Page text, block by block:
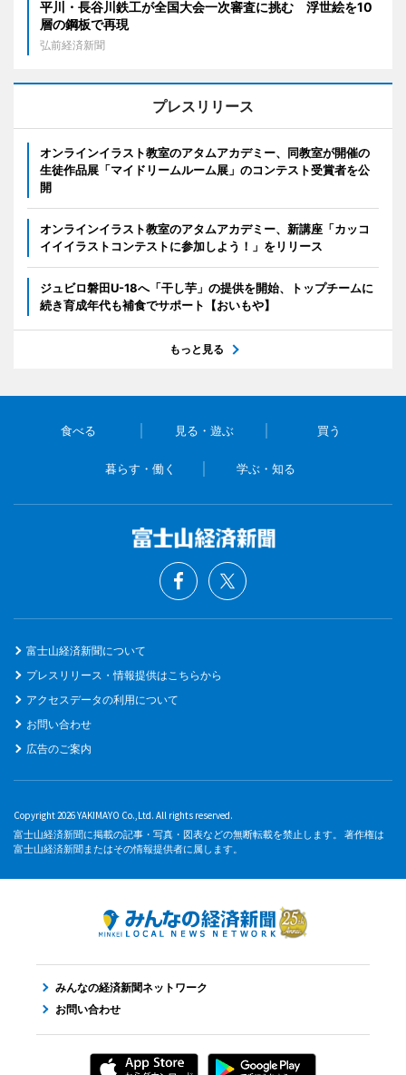
平川・長谷川鉄工が全国大会一次審査に挑む 浮世絵を10
層の鋼板で再現
弘前経済新聞
プレスリリース
オンラインイラスト教室のアタムアカデミー、同教室が開催の
生徒作品展「マイドリームルーム展」のコンテスト受賞者を公
開
オンラインイラスト教室のアタムアカデミー、新講座「カッコ
イイイラストコンテストに参加しよう！」をリリース
ジュビロ磐田U-18へ「干し芋」の提供を開始、トップチームに
続き育成年代も補食でサポート【おいもや】
もっと見る
食べる 見る・遊ぶ 買う
暮らす・働く 学ぶ・知る
富士山経済新聞について
プレスリリース・情報提供はこちらから
アクセスデータの利用について
お問い合わせ
広告のご案内
Copyright 2026 YAKIMAYO Co.,Ltd. All rights reserved.
富士山経済新聞に掲載の記事・写真・図表などの無断転載を禁止します。 著作権は
富士山経済新聞またはその情報提供者に属します。
みんなの経済新聞ネットワーク
お問い合わせ